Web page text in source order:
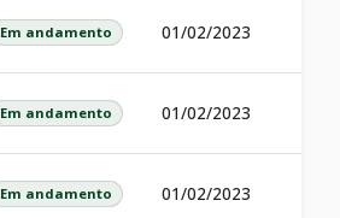
Em andamento 01/02/2023
Em andamento 01/02/2023
Em andamento 01/02/2023